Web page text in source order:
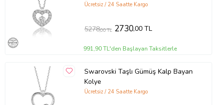
Ücretsiz / 24 Saatte Kargo
5278,00 TL 2730,00 TL
991,90 TL'den Başlayan Taksitlerle
Swarovski Taşlı Gümüş Kalp Bayan
Kolye
Ücretsiz / 24 Saatte Kargo